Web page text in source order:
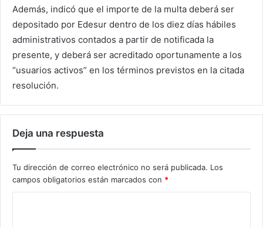
Además, indicó que el importe de la multa deberá ser
depositado por Edesur dentro de los diez días hábiles
administrativos contados a partir de notificada la
presente, y deberá ser acreditado oportunamente a los
“usuarios activos” en los términos previstos en la citada
resolución.
Deja una respuesta
Tu dirección de correo electrónico no será publicada. Los
campos obligatorios están marcados con *